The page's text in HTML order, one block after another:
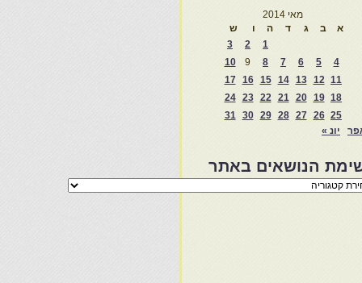
מאי 2014
א
ב ג ד ה ו
ש
1
2
3
4
5
6
7
8
9
10
11
12
13
14
15
16
17
18
19
20
21
22
23
24
25
26
27
28
29
30
31
יונ »
הנושאים באתר